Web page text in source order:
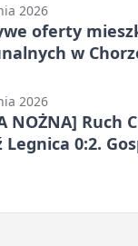
2026
oferty
w
2026
NOŻNA] Ruch
Legnica 0:2.